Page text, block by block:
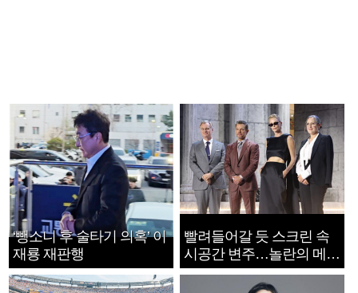
‘뺑소니 후 술타기 의혹’ 이
재룡 재판행
빨려들어갈 듯 스크린 속
시공간 변주…놀란의 메시
지는 ‘전쟁 속죄’